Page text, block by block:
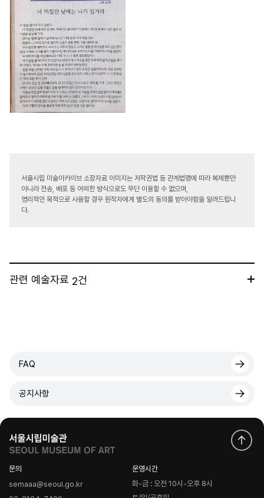
서울시립 미술아카이브 소장자료 이미지는 저작권법 등 관계법령에 따라 복제뿐만
아니라 전송, 배포 등 어떠한 방식으로도 무단 이용할 수 없으며,
영리적인 목적으로 사용할 경우 원작자에게 별도의 동의를 받아야함을 알려드립니
다.
관련 예술자료 2건
FAQ
공지사항
문의
semaaa@seoul.go.kr
운영시간
화-금 : 오전 10시-오후 8시